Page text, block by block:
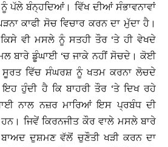
ਪੱਲੇ ਬੰਨ੍ਹਦਿਆਂ। ਵਿੱਖ ਦੀਆਂ ਸੰਭਾਵਨਾਵਾਂ
ਕਾਫੀ ਸੋਚ ਵਿਚਾਰ ਕਰਨ ਦਾ ਮੁੱਦਾ ਹੈ।
ਵੀ ਮਸਲੇ ਨੂੰ ਸਤਹੀ ਤੌਰ ‘ਤੇ ਹੀ ਵੇਖਦੇ
ਬਾਰੇ ਡੂੰਘਾਈ ‘ਚ ਜਾਕੇ ਨਹੀਂ ਸੋਚਦੇ। ਕੋਈ
ਵਿੱਚ ਸੰਘਰਸ਼ ਨੂੰ ਖਤਮ ਕਰਨਾ ਲੋਚਦੇ
ਹੁੰਦੀ ਹੈ ਕਿ ਬਾਹਰੀ ਤੌਰ ‘ਤੇ ਦਿਖ ਰਹੇ
ਨਾਲ ਨਜ਼ਰ ਮਾਰਿਆਂ ਇਸ ਪ੍ਰਬੰਧ ਦੀ
ਜਿਵੇਂ ਕਿਰਨਜੀਤ ਕੌਰ ਵਾਲੇ ਮਸਲੇ ਬਾਰੇ
ਦੁਸ਼ਮਣ ਵੱਲੋਂ ਚੁਣੌਤੀ ਖੜੀ ਕਰਨ ਦਾ